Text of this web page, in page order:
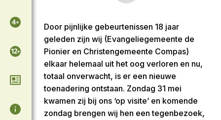
Door pijnlijke gebeurtenissen 18 jaar
geleden zijn wij (Evangeliegemeente de
Pionier en Christengemeente Compas)
elkaar helemaal uit het oog verloren en nu,
totaal onverwacht, is er een nieuwe
toenadering ontstaan. Zondag 31 mei
kwamen zij bij ons ‘op visite’ en komende
zondag brengen wij hen een tegenbezoek,
Voor de tieners
Column van Adrie
Algemene informatie